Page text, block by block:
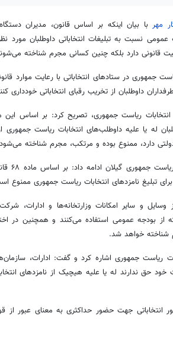
مهربا بیان اینکه بر اساس قانون، مدیران
نسبت به تبلیغات انتخاباتی داوطلبان مورد
قانونی دارد بلکه چنین کسانی مجرم شناخته
جمهوری در ستادهای انتخاباتی با رعایت موارد
داوطلبان از تخریب رقبای انتخاباتی خودداری
به ماده ۶۸ قانون انتخابات ریاست جمهوری، تصریح کرد: بر اساس
له یا علیه داوطلب‌های انتخابات ریاست جمهوری
دارد، ممنوع بوده و مرتکب، مجرم شناخته
رئیس هیأت
تبلیغ نامزدهای انتخابات ریاست جمهوری ممنوع
و سایر امکانات وزارتخانه‌ها و ادارات،
بودجه عمومی استفاده می‌کنند و همچنین در
شناخته خواهد شد.
دوم ماده ۶۸ قانون انتخابات ریاست جمهوری اشاره کرد و گفت: ادارات،
خود حق ندارند له یا علیه هیچیک از نامزدهای
انتخاباتی جهت حضور حداکثری به معنای عبور از